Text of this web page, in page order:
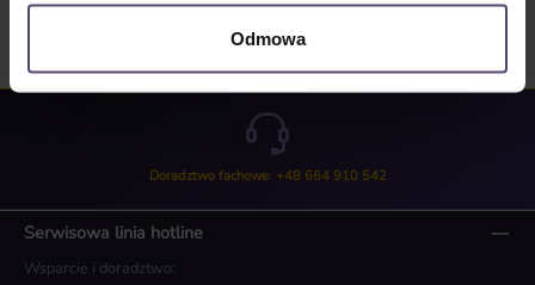
Odmowa
Doradztwo fachowe: +48 664 910 542
Serwisowa linia hotline
Wsparcie i doradztwo: